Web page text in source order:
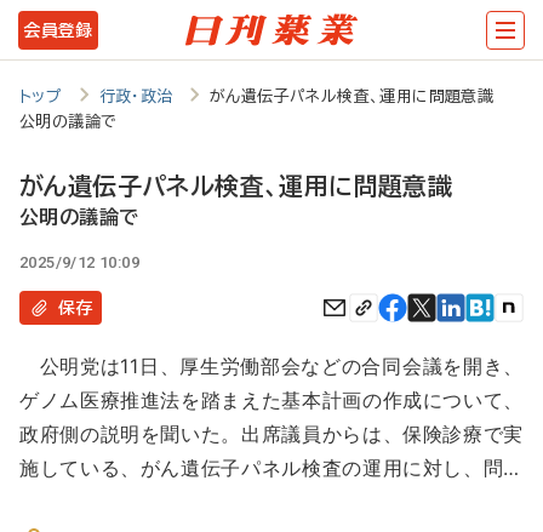
メ
イ
テ
ツ
に
動
会員登録
トップ 行政・政治
がん遺伝子パネル検査、運用に問題意識
公明の議論で
がん遺伝子パネル検査、運用に問題意識
公明の議論で
2025/9/12 10:09
保存
公明党は11日、厚生労働部会などの合同会議を開き、
ゲノム医療推進法を踏まえた基本計画の作成について、
政府側の説明を聞いた。出席議員からは、保険診療で実
施している、がん遺伝子パネル検査の運用に対し、問…